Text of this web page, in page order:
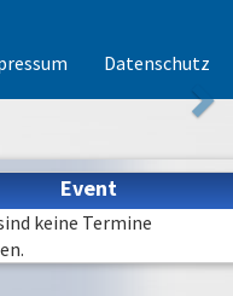
Datenschutz
Event
keine Termine